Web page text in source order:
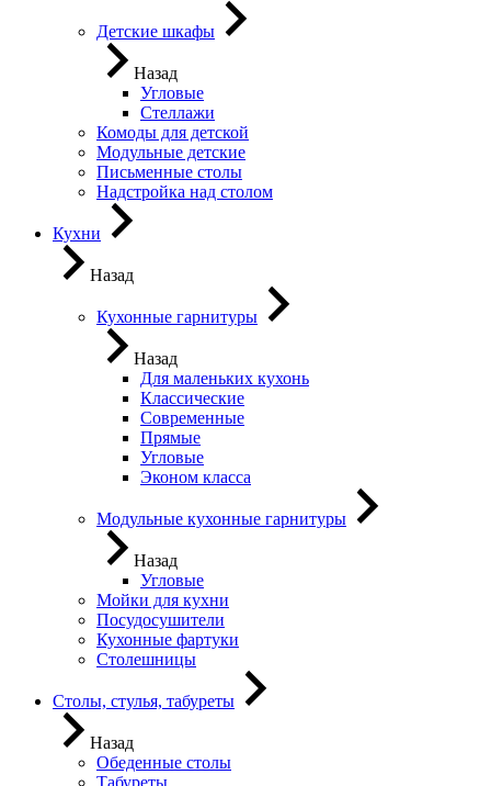
Детские шкафы
Назад
Угловые
Стеллажи
Комоды для детской
Модульные детские
Письменные столы
Надстройка над столом
Кухни
Назад
Кухонные гарнитуры
Назад
Для маленьких кухонь
Классические
Современные
Прямые
Угловые
Эконом класса
Модульные кухонные гарнитуры
Назад
Угловые
Мойки для кухни
Посудосушители
Кухонные фартуки
Столешницы
Столы, стулья, табуреты
Назад
Обеденные столы
Табуреты